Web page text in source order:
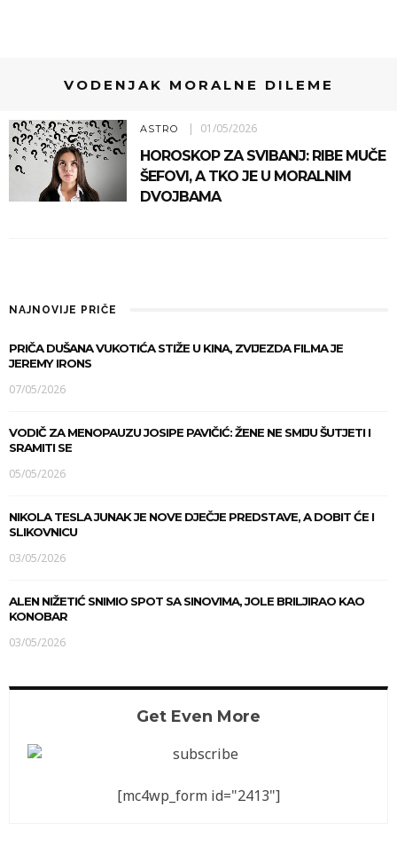
VODENJAK MORALNE DILEME
ASTRO 01/05/2026
HOROSKOP ZA SVIBANJ: RIBE MUČE
ŠEFOVI, A TKO JE U MORALNIM
DVOJBAMA
NAJNOVIJE PRIČE
PRIČA DUŠANA VUKOTIĆA STIŽE U KINA, ZVIJEZDA FILMA JE
JEREMY IRONS
07/05/2026
VODIČ ZA MENOPAUZU JOSIPE PAVIČIĆ: ŽENE NE SMIJU ŠUTJETI I
SRAMITI SE
05/05/2026
NIKOLA TESLA JUNAK JE NOVE DJEČJE PREDSTAVE, A DOBIT ĆE I
SLIKOVNICU
03/05/2026
ALEN NIŽETIĆ SNIMIO SPOT SA SINOVIMA, JOLE BRILJIRAO KAO
KONOBAR
03/05/2026
Get Even More
[mc4wp_form id="2413"]